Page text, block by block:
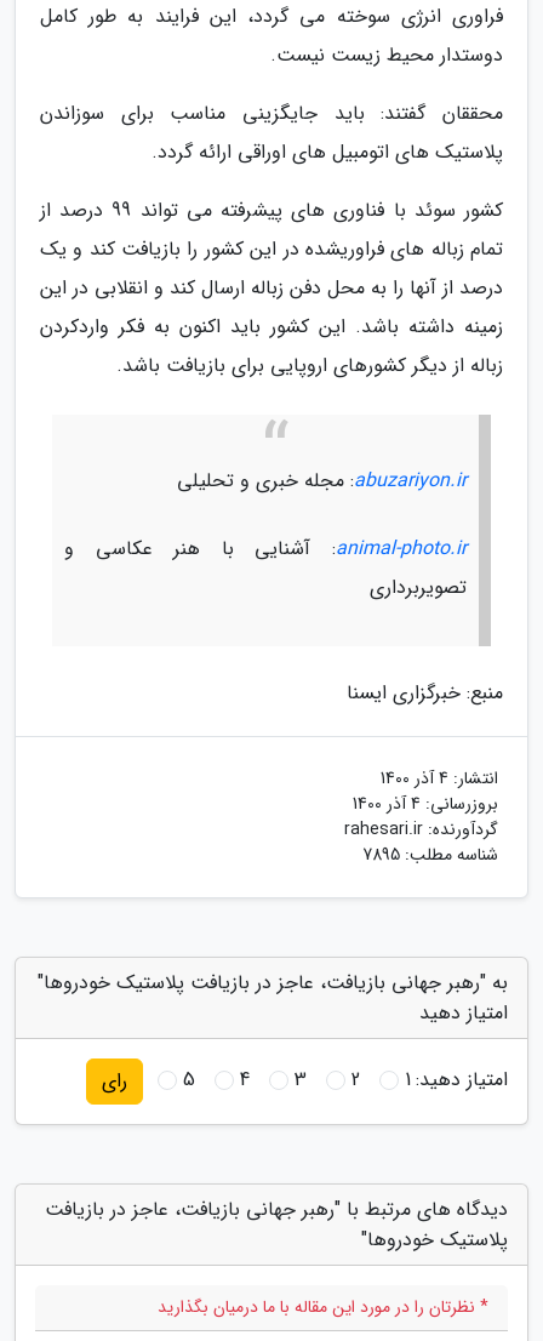
فراوری انرژی سوخته می گردد، این فرایند به طور کامل
دوستدار محیط زیست نیست.
محققان گفتند: باید جایگزینی مناسب برای سوزاندن
پلاستیک های اتومبیل های اوراقی ارائه گردد.
کشور سوئد با فناوری های پیشرفته می تواند 99 درصد از
تمام زباله های فراوریشده در این کشور را بازیافت کند و یک
درصد از آنها را به محل دفن زباله ارسال کند و انقلابی در این
زمینه داشته باشد. این کشور باید اکنون به فکر واردکردن
زباله از دیگر کشورهای اروپایی برای بازیافت باشد.
abuzariyon.ir: مجله خبری و تحلیلی
animal-photo.ir: آشنایی با هنر عکاسی و
تصویربرداری
منبع: خبرگزاری ایسنا
انتشار: 4 آذر 1400
بروزرسانی: 4 آذر 1400
گردآورنده: rahesari.ir
شناسه مطلب: 7895
به "رهبر جهانی بازیافت، عاجز در بازیافت پلاستیک خودروها"
امتیاز دهید
امتیاز دهید:1
2
3
4
5 رای
دیدگاه های مرتبط با "رهبر جهانی بازیافت، عاجز در بازیافت
پلاستیک خودروها"
* نظرتان را در مورد این مقاله با ما درمیان بگذارید